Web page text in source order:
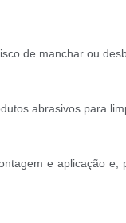
de manchar ou
abrasivos para
e aplicação